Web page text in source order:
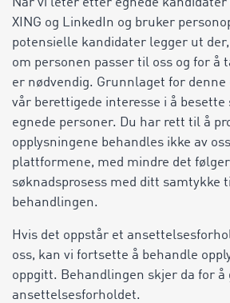
Når vi leter etter egnede kandidater
XING og LinkedIn og bruker
potensielle kandidater legger ut
om personen passer til oss og for å
er nødvendig. Grunnlaget for
vår berettigede interesse i å
egnede personer. Du har rett til å
opplysningene behandles ikke av
plattformene, med mindre det
søknadsprosess med ditt samtykke
behandlingen.
Hvis det oppstår et
oss, kan vi fortsette å behandle
oppgitt. Behandlingen skjer da for å
ansettelsesforholdet.